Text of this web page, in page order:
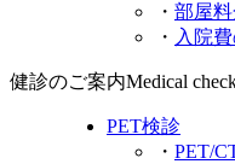
・ 部屋
・ 入院
健診のご案内Medical
PET検診
・ PET/